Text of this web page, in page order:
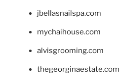
jbellasnailspa.com
mychaihouse.com
alvisgrooming.com
thegeorginaestate.com